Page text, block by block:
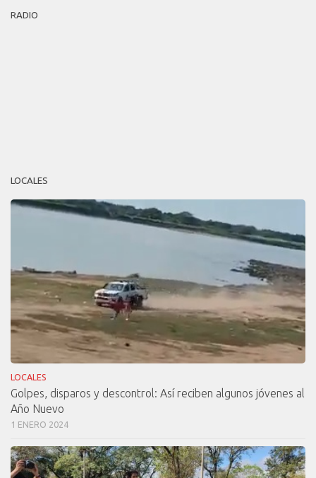
RADIO
LOCALES
LOCALES
Golpes, disparos y descontrol: Así reciben algunos jóvenes al
Año Nuevo
1 ENERO 2024